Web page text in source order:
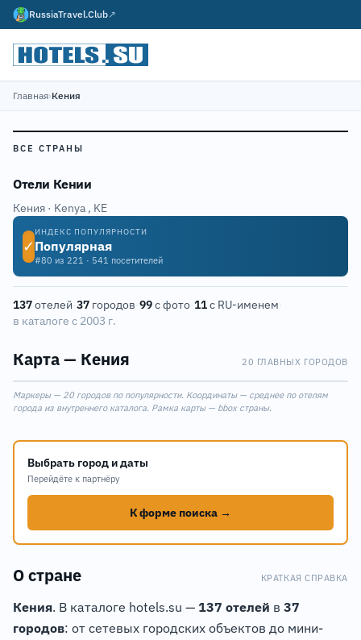
RussiaTravel.Club↗
Главная›Кения
ВСЕ СТРАНЫ
Отели Кении
Кения · Kenya , KE
✓
ИНДЕКС ПОПУЛЯРНОСТИ
Популярная
#80 из 221 · 541 посетителей
137отелей·37 городов·99с фото·11с RU-именем·
в каталоге с 2003 г.
Карта — Кения 20 ГЛАВНЫХ ГОРОДОВ
+
Маркеры — 20 городов по популярности. Координаты — среднее по отелям
города из внутреннего каталога. Рамка карты — bbox страны.
Выбрать город и даты
Перейдёте к партнёру
К форме поиска →
О стране КРАТКАЯ СПРАВКА
Кения. В каталоге hotels.su — 137 отелей в 37
городов: от сетевых городских объектов до мини-